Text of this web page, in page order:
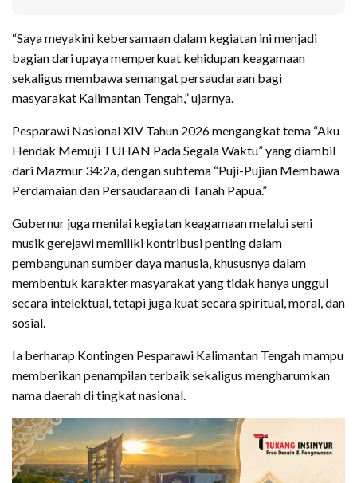
“Saya meyakini kebersamaan dalam kegiatan ini menjadi
bagian dari upaya memperkuat kehidupan keagamaan
sekaligus membawa semangat persaudaraan bagi
masyarakat Kalimantan Tengah,” ujarnya.
Pesparawi Nasional XIV Tahun 2026 mengangkat tema “Aku
Hendak Memuji TUHAN Pada Segala Waktu” yang diambil
dari Mazmur 34:2a, dengan subtema “Puji-Pujian Membawa
Perdamaian dan Persaudaraan di Tanah Papua.”
Gubernur juga menilai kegiatan keagamaan melalui seni
musik gerejawi memiliki kontribusi penting dalam
pembangunan sumber daya manusia, khususnya dalam
membentuk karakter masyarakat yang tidak hanya unggul
secara intelektual, tetapi juga kuat secara spiritual, moral, dan
sosial.
Ia berharap Kontingen Pesparawi Kalimantan Tengah mampu
memberikan penampilan terbaik sekaligus mengharumkan
nama daerah di tingkat nasional.